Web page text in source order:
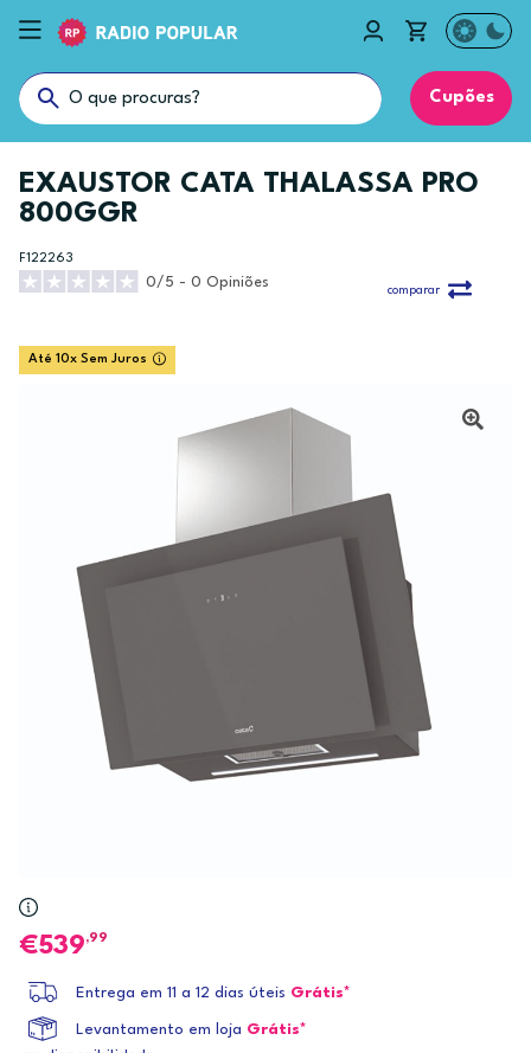
Cupões
EXAUSTOR CATA THALASSA PRO
800GGR
F122263
0/5 - 0 Opiniões
comparar
Até 10x Sem Juros
539,99
Entrega em 11 a 12 dias úteis Grátis*
Levantamento em loja Grátis*